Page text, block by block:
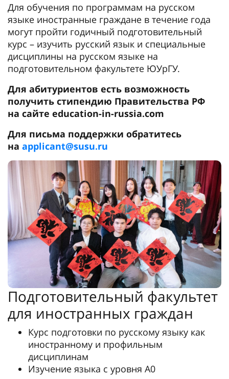
Для обучения по программам на русском
языке иностранные граждане в течение года
могут пройти годичный подготовительный
курс – изучить русский язык и специальные
дисциплины на русском языке на
подготовительном факультете ЮУрГУ.
Для абитуриентов есть возможность
получить стипендию Правительства РФ
на сайте education-in-russia.com
Для письма поддержки обратитесь
на applicant@susu.ru
Подготовительный факультет
для иностранных граждан
Курс подготовки по русскому языку как
иностранному и профильным
дисциплинам
Изучение языка с уровня А0